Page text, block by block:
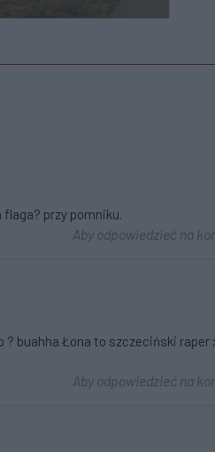
przy pomniku.
Aby odpowiedzieć na
? buahha Łona to szczeciński
Aby odpowiedzieć na